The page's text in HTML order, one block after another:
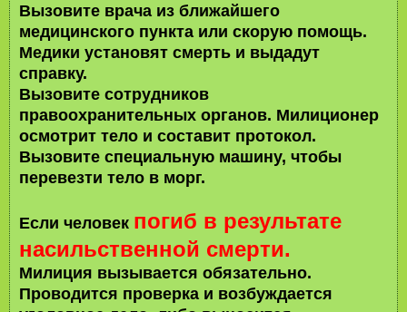
Вызовите врача из ближайшего
медицинского пункта или скорую помощь.
Медики установят смерть и выдадут
справку.
Вызовите сотрудников
правоохранительных органов. Милиционер
осмотрит тело и составит протокол.
Вызовите специальную машину, чтобы
перевезти тело в морг.
Если человек погиб в результате
насильственной смерти.
Милиция вызывается обязательно.
Проводится проверка и возбуждается